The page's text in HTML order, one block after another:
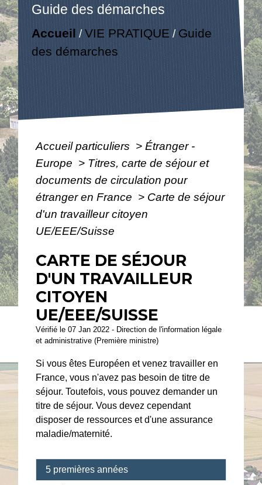
Guide des démarches
Accueil /VIE PRATIQUE / Guide
des démarches
Accueil particuliers > Étranger -
Europe > Titres, carte de séjour et
documents de circulation pour
étranger en France > Carte de séjour
d'un travailleur citoyen
UE/EEE/Suisse
CARTE DE SÉJOUR
D'UN TRAVAILLEUR
CITOYEN
UE/EEE/SUISSE
Vérifié le 07 Jan 2022 - Direction de l'information légale
et administrative (Première ministre)
Si vous êtes Européen et venez travailler en
France, vous n'avez pas besoin de titre de
séjour. Toutefois, vous pouvez demander un
titre de séjour. Vous devez cependant
disposer de ressources et d'une assurance
maladie/maternité.
5 premières années